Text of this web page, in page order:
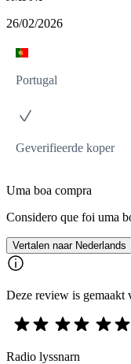
26/02/2026
Portugal
Geverifieerde koper
Uma boa compra
Considero que foi uma
Vertalen naar Nederlands
Deze review is
Radio lyssnarn